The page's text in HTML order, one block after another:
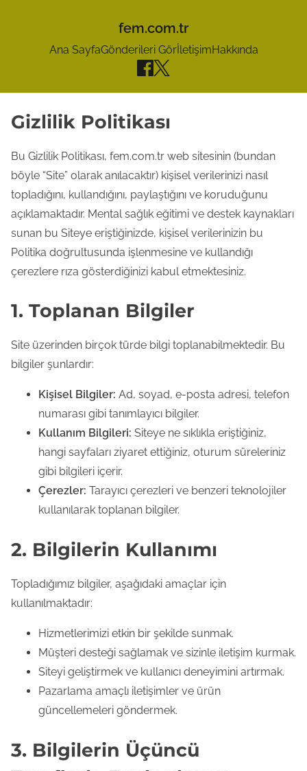
fem.com.tr
Ana SayfaGönderileri GörİletişimHakkında
Gizlilik Politikası
Bu Gizlilik Politikası, fem.com.tr web sitesinin (bundan
böyle “Site” olarak anılacaktır) kişisel verilerinizi nasıl
topladığını, kullandığını, paylaştığını ve koruduğunu
açıklamaktadır. Mental sağlık eğitimi ve destek kaynakları
sunan bu Siteye eriştiğinizde, kişisel verilerinizin bu
Politika doğrultusunda işlenmesine ve kullandığı
çerezlere rıza gösterdiğinizi kabul etmektesiniz.
1. Toplanan Bilgiler
Site üzerinden birçok türde bilgi toplanabilmektedir. Bu
bilgiler şunlardır:
Kişisel Bilgiler: Ad, soyad, e-posta adresi, telefon
numarası gibi tanımlayıcı bilgiler.
Kullanım Bilgileri: Siteye ne sıklıkla eriştiğiniz,
hangi sayfaları ziyaret ettiğiniz, oturum süreleriniz
gibi bilgileri içerir.
Çerezler: Tarayıcı çerezleri ve benzeri teknolojiler
kullanılarak toplanan bilgiler.
2. Bilgilerin Kullanımı
Topladığımız bilgiler, aşağıdaki amaçlar için
kullanılmaktadır:
Hizmetlerimizi etkin bir şekilde sunmak.
Müşteri desteği sağlamak ve sizinle iletişim kurmak.
Siteyi geliştirmek ve kullanıcı deneyimini artırmak.
Pazarlama amaçlı iletişimler ve ürün
güncellemeleri göndermek.
3. Bilgilerin Üçüncü